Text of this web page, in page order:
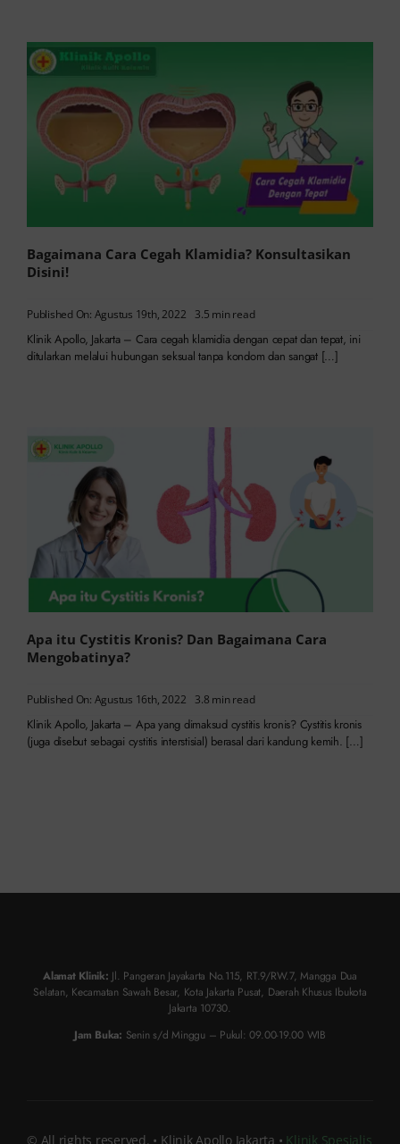
Bagaimana Cara Cegah Klamidia? Konsultasikan
Disini!
Published On: Agustus 19th, 2022 3.5 min read
Klinik Apollo, Jakarta – Cara cegah klamidia dengan cepat dan tepat, ini
ditularkan melalui hubungan seksual tanpa kondom dan sangat […]
Apa itu Cystitis Kronis? Dan Bagaimana Cara
Mengobatinya?
Published On: Agustus 16th, 2022 3.8 min read
Klinik Apollo, Jakarta – Apa yang dimaksud cystitis kronis? Cystitis kronis
(juga disebut sebagai cystitis interstisial) berasal dari kandung kemih. […]
Alamat Klinik: Jl. Pangeran Jayakarta No.115, RT.9/RW.7, Mangga Dua
Selatan, Kecamatan Sawah Besar, Kota Jakarta Pusat, Daerah Khusus Ibukota
Jakarta 10730.
Jam Buka: Senin s/d Minggu – Pukul: 09.00-19.00 WIB
© All rights reserved. • Klinik Apollo Jakarta • Klinik Spesialis